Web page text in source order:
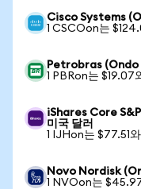
Cisco Systems
1 CSCOon는
Petrobras (Ondo
1 PBRon는 $19.07
iShares Core
미국 달러
1 IJHon는 $77.51
Novo Nordisk
1 NVOon는